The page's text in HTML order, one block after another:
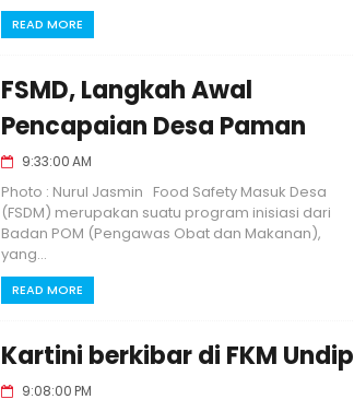
READ MORE
FSMD, Langkah Awal
Pencapaian Desa Paman
9:33:00 AM
Photo : Nurul Jasmin Food Safety Masuk Desa
(FSDM) merupakan suatu program inisiasi dari
Badan POM (Pengawas Obat dan Makanan),
yang...
READ MORE
Kartini berkibar di FKM Undip
9:08:00 PM